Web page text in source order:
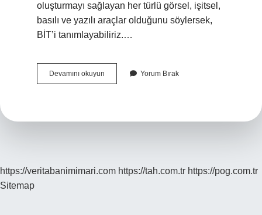
oluşturmayı sağlayan her türlü görsel, işitsel,
basılı ve yazılı araçlar olduğunu söylersek,
BİT’i tanımlayabiliriz.…
Devamını okuyun
Teknolojileri
Yorum Bırak
https://veritabanimimari.com https://tah.com.tr https://pog.com.tr
Sitemap